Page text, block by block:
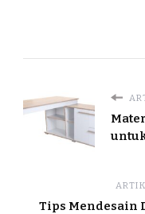
Tips Mendesain